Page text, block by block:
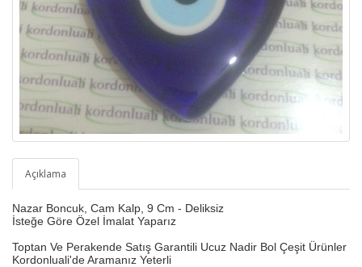
Açıklama
Nazar Boncuk, Cam Kalp, 9 Cm - Deliksiz
İsteğe Göre Özel İmalat Yaparız
Toptan Ve Perakende Satış Garantili Ucuz Nadir Bol Çeşit Ürünler
Kordonluali'de Aramanız Yeterli